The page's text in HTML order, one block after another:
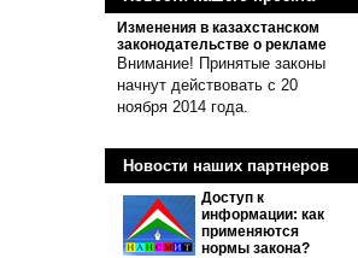
Изменения в казахстанском
законодательстве о рекламе
Внимание! Принятые законы
начнут действовать с 20
ноября 2014 года.
Новости наших партнеров
Доступ к
информации: как
применяются
нормы закона?